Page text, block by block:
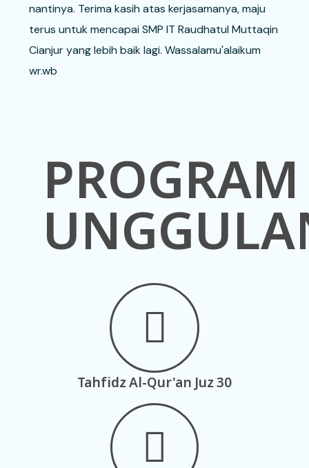
nantinya. Terima kasih atas kerjasamanya, maju
terus untuk mencapai SMP IT Raudhatul Muttaqin
Cianjur yang lebih baik lagi. Wassalamu'alaikum
wr.wb
PROGRAM
Tahfidz Al-Qur'an Juz 30